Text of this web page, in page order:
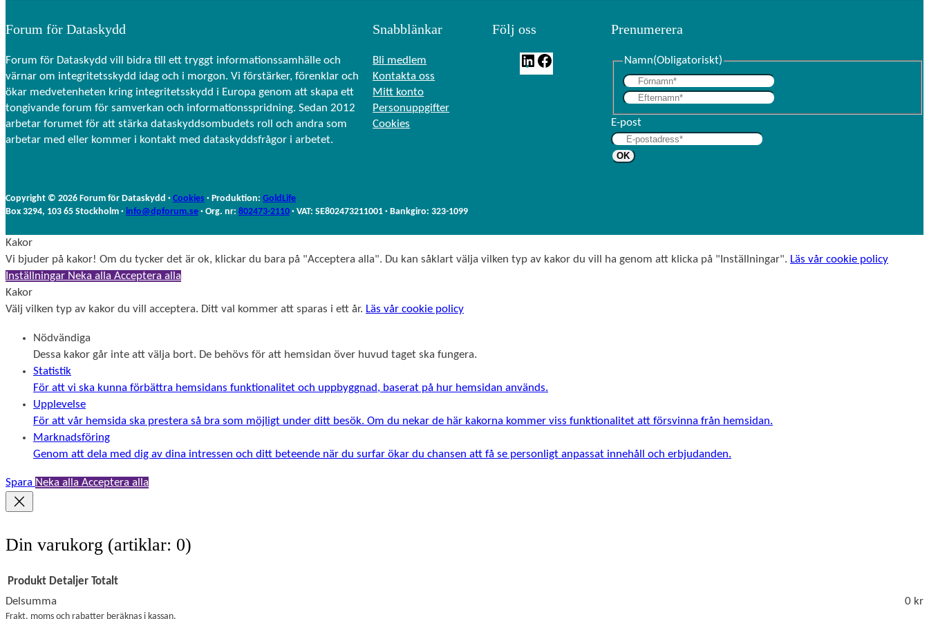
Forum för Dataskydd
Forum för Dataskydd vill bidra till ett tryggt informationssamhälle och
värnar om integritetsskydd idag och i morgon. Vi förstärker, förenklar och
ökar medvetenheten kring integritetsskydd i Europa genom att skapa ett
tongivande forum för samverkan och informationsspridning. Sedan 2012
arbetar forumet för att stärka dataskyddsombudets roll och andra som
arbetar med eller kommer i kontakt med dataskyddsfrågor i arbetet.
Snabblänkar
Bli medlem
Kontakta oss
Mitt konto
Personuppgifter
Cookies
Följ oss
L
i
a
Prenumerera
Namn(Obligatoriskt)
r
f
E-post
Copyright © 2026 Forum för Dataskydd · Cookies · Produktion: GoldLife
Box 3294, 103 65 Stockholm · info@dpforum.se · Org. nr: 802473-2110 · VAT: SE802473211001 · Bankgiro: 323-1099
Kakor
Vi bjuder på kakor! Om du tycker det är ok, klickar du bara på "Acceptera alla". Du kan såklart välja vilken typ av kakor du vill ha genom att klicka på "Inställningar". Läs vår cookie policy
Inställningar Neka alla Acceptera alla
Kakor
Välj vilken typ av kakor du vill acceptera. Ditt val kommer att sparas i ett år. Läs vår cookie policy
Nödvändiga
Dessa kakor går inte att välja bort. De behövs för att hemsidan över huvud taget ska fungera.
Statistik
För att vi ska kunna förbättra hemsidans funktionalitet och uppbyggnad, baserat på hur hemsidan används.
Upplevelse
För att vår hemsida ska prestera så bra som möjligt under ditt besök. Om du nekar de här kakorna kommer viss funktionalitet att försvinna från hemsidan.
Marknadsföring
Genom att dela med dig av dina intressen och ditt beteende när du surfar ökar du chansen att få se personligt anpassat innehåll och erbjudanden.
Spara Neka alla Acceptera alla
Din varukorg (artiklar: 0)
Produkt Detaljer Totalt
Delsumma
0 kr
Frakt, moms och rabatter beräknas i kassan.